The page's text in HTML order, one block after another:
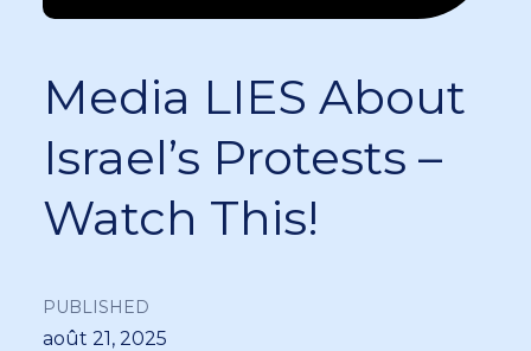
Media LIES About
Israel’s Protests –
Watch This!
PUBLISHED
août 21, 2025